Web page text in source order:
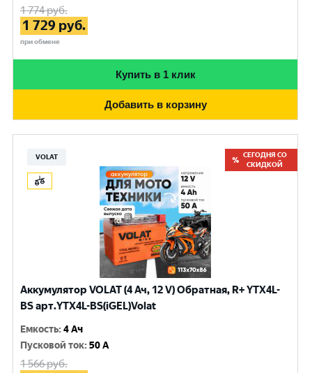
1 774руб.
1 729 руб.
при обмене
Купить в 1 клик
Добавить в корзину
VOLAT
СЕГОДНЯ СО
СКИДКОЙ
Аккумулятор VOLAT (4 Ач, 12 V) Обратная, R+ YTX4L-
BS арт.YTX4L-BS(iGEL)Volat
Емкость:4 Ач
Пусковой ток:50 A
1 566руб.